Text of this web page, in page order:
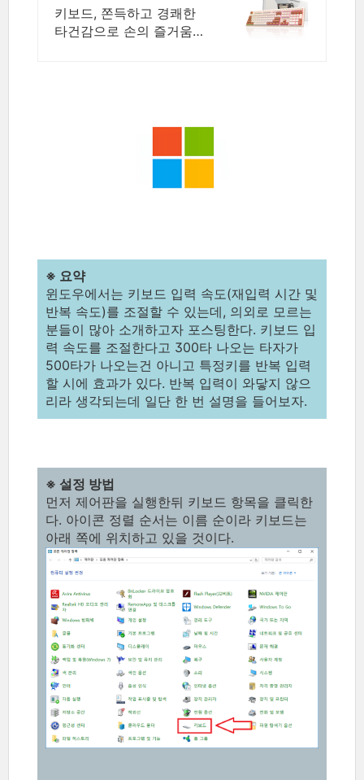
이핑 몰입의 즐거움
키보드, 쫀득하고 경쾌한
타건감으로 손의 즐거움을
※ 요약
윈도우에서는 키보드 입력 속도(재입력 시간 및
반복 속도)를 조절할 수 있는데, 의외로 모르는
분들이 많아 소개하고자 포스팅한다. 키보드 입
력 속도를 조절한다고 300타 나오는 타자가
500타가 나오는건 아니고 특정키를 반복 입력
할 시에 효과가 있다. 반복 입력이 와닿지 않으
리라 생각되는데 일단 한 번 설명을 들어보자.
※ 설정 방법
먼저 제어판을 실행한뒤 키보드 항목을 클릭한
다. 아이콘 정렬 순서는 이름 순이라 키보드는
아래 쪽에 위치하고 있을 것이다.